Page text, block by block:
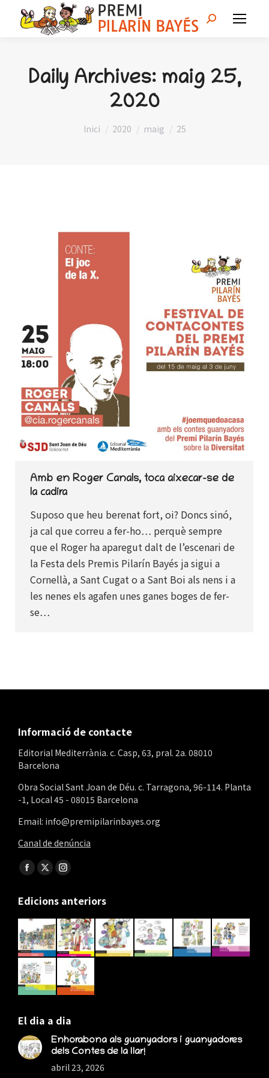
Search:
Daily Archives: maig 25,
2020
You are here:
Inici 2020 maig 25
Amb en Roger Canals, toca aixecar-se de
la cadira
Suposo que heu berenat fort, oi? Doncs sinó,
ja cal que correu a fer-ho… perquè sempre
que el Roger ha aparegut dalt de l’escenari de
la Festa dels Premis Pilarín Bayés ja sigui a
Cornellà, a Sant Cugat o a Sant Boi als nens i a
les nenes els agafen unes ganes boges de fer-
se…
Informació de contacte
Editorial Mediterrània. c. Casp, 63, pral. 2a. 08010
Barcelona
Obra Social Sant Joan de Déu. c. Tarragona, 96-114. Planta
-1, Local 45 - 08015 Barcelona
Email: info@premipilarinbayes.org
Canal de denúncia
Find us on:
Facebook
opens
in
new
window
X
opens
in
new
window
Instagram
opens
in
new
window
Edicions anteriors
El dia a dia
Enhorabona als guanyadors i guanyadores
dels Contes de la llar!
abril 23, 2026